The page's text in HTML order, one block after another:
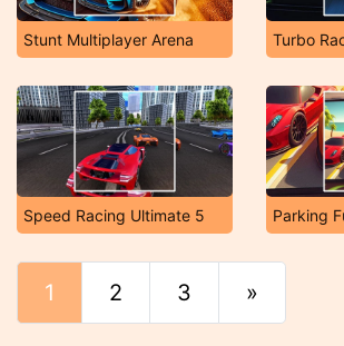
Stunt Multiplayer Arena Turbo
Speed Racing Ultimate 5
1 2 3 »